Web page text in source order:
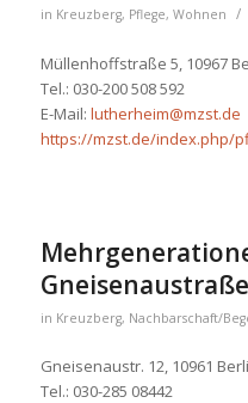
in Kreuzberg, Pflege, Wohnen /
Müllenhoffstraße 5, 10967
Tel.: 030-200 508 592
E-Mail: lutherheim@mzst.de
https://mzst.de/index.php/
Gneisenaustraße
in Kreuzberg, Nachbarschaft/
Gneisenaustr. 12, 10961
Tel.: 030-285 08442